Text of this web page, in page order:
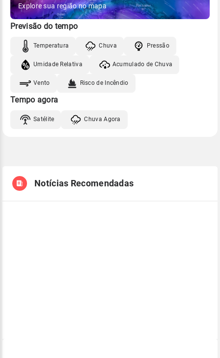
Explore sua região no mapa
Previsão do tempo
Temperatura Chuva Pressão
Umidade Relativa Acumulado de Chuva
Vento Risco de Incêndio
Tempo agora
Satélite Chuva Agora
Notícias Recomendadas